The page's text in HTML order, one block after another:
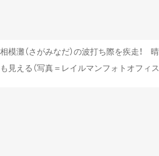
相模灘（さがみなだ）の波打ち際を疾走！
も見える（写真＝レイルマンフォトオフィス